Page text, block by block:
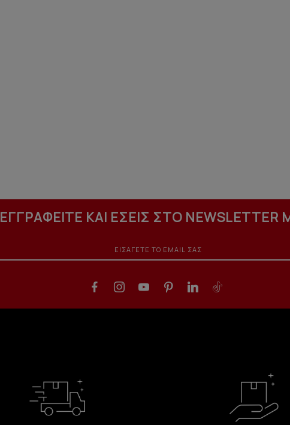
ΕΓΓΡΑΦΕΙΤΕ ΚΑΙ ΕΣΕΙΣ ΣΤΟ NEWSLETTER